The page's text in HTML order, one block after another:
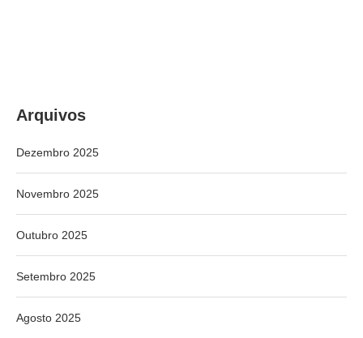
Arquivos
Dezembro 2025
Novembro 2025
Outubro 2025
Setembro 2025
Agosto 2025